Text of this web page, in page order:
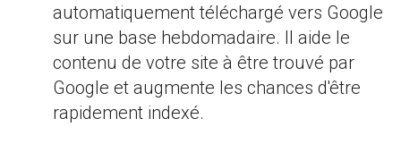
automatiquement téléchargé vers Google
sur une base hebdomadaire. Il aide le
contenu de votre site à être trouvé par
Google et augmente les chances d'être
rapidement indexé.